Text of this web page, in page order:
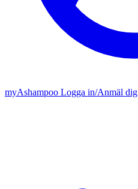
myAshampoo Logga in/Anmäl dig